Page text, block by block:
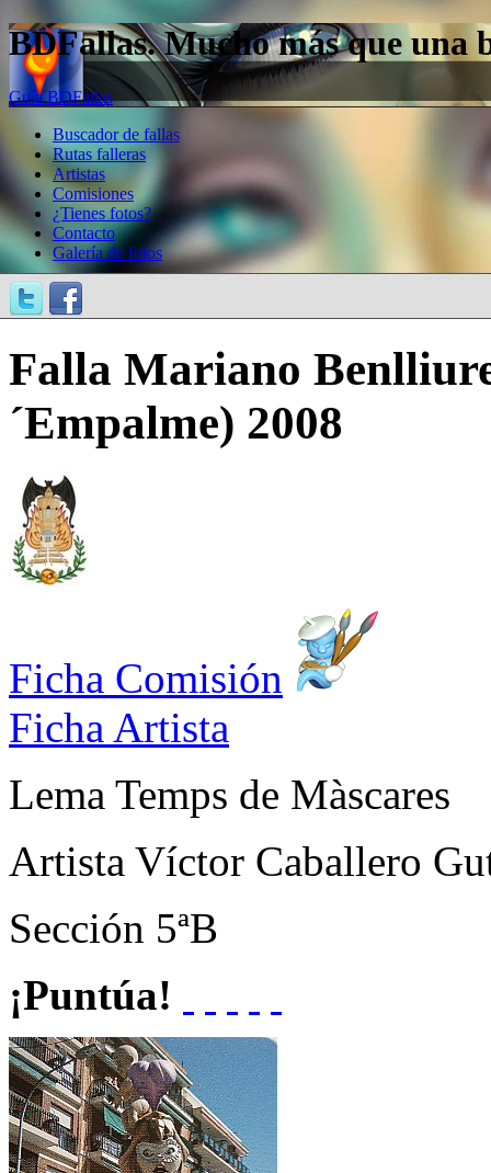
BDFallas. Mucho más que una
Guía BDFallas
Buscador de fallas
Rutas falleras
Artistas
Comisiones
¿Tienes fotos?
Contacto
Galería de fotos
Falla Mariano
´Empalme) 2008
Ficha Comisión
Ficha Artista
Lema Temps de Màscares
Artista Víctor Caballero
Sección 5ªB
¡Puntúa!